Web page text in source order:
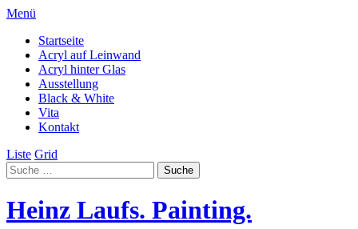
Menü
Startseite
Acryl auf Leinwand
Acryl hinter Glas
Ausstellung
Black & White
Vita
Kontakt
Liste Grid
Heinz Laufs. Painting.